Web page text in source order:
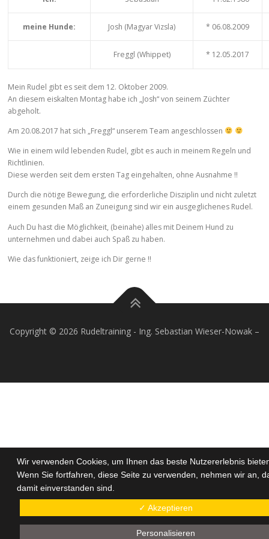
meine Hunde: Josh (Magyar Vizsla) * 06.08.2009
Freggl (Whippet) * 12.05.2017
Mein Rudel gibt es seit dem 12. Oktober 2009.
An diesem eiskalten Montag habe ich „Josh“ von seinem Züchter
abgeholt.
Am 20.08.2017 hat sich „Freggl“ unserem Team angeschlossen
Wie in einem wild lebenden Rudel, gibt es auch in meinem Regeln und
Richtlinien.
Diese werden seit dem ersten Tag eingehalten, ohne Ausnahme !!
Durch die nötige Bewegung, die erforderliche Disziplin und nicht zuletzt
einem gesunden Maß an Zuneigung sind wir ein ausgeglichenes Rudel.
Auch Du hast die Möglichkeit, (beinahe) alles mit Deinem Hund zu
unternehmen und dabei auch Spaß zu haben.
Wie das funktioniert, zeige ich Dir gerne !!
Copyright © 2026 Rudeltraining - Ing. Sebastian Wieser-Nowak –
Wir verwenden Cookies, um Ihnen das beste Nutzererlebnis
Wenn Sie fortfahren, diese Seite zu verwenden, nehmen wir an,
damit einverstanden sind.
✓ Akzeptieren
Personalisieren